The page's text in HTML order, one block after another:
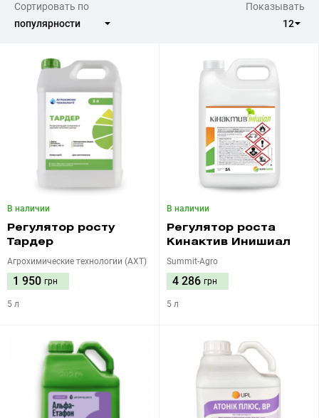
Сортировать по
Показывать
В наличии
Регулятор росту
Тардер
Агрохимические технологии (АХТ)
1 950 грн
5 л
В наличии
Регулятор роста
Кинактив Инишиал
Summit-Agro
4 286 грн
5 л